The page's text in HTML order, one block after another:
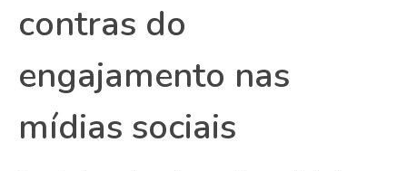
contras do
engajamento nas
mídias sociais